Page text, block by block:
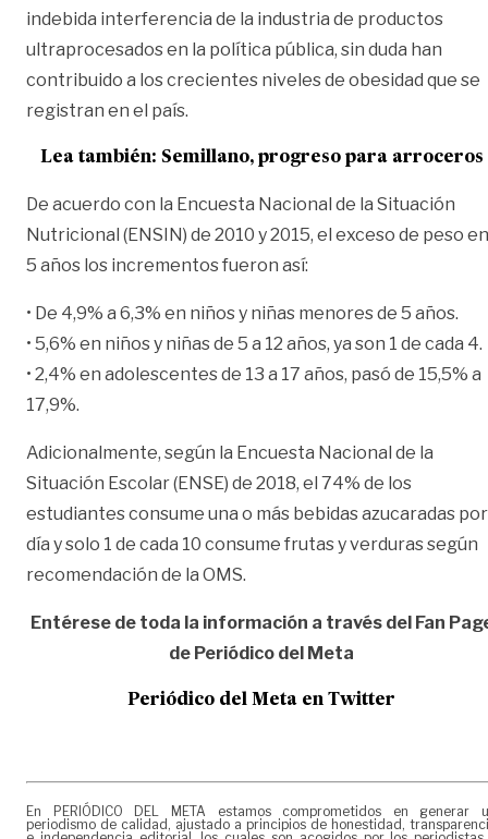
indebida interferencia de la industria de productos
ultraprocesados en la política pública, sin duda han
contribuido a los crecientes niveles de obesidad que se
registran en el país.
Lea también: Semillano, progreso para arroceros
De acuerdo con la Encuesta Nacional de la Situación
Nutricional (ENSIN) de 2010 y 2015, el exceso de peso en
5 años los incrementos fueron así:
• De 4,9% a 6,3% en niños y niñas menores de 5 años.
• 5,6% en niños y niñas de 5 a 12 años, ya son 1 de cada 4.
• 2,4% en adolescentes de 13 a 17 años, pasó de 15,5% a
17,9%.
Adicionalmente, según la Encuesta Nacional de la
Situación Escolar (ENSE) de 2018, el 74% de los
estudiantes consume una o más bebidas azucaradas por
día y solo 1 de cada 10 consume frutas y verduras según
recomendación de la OMS.
Entérese de toda la información a través del Fan
de Periódico del Meta
Periódico del Meta en Twitter
En PERIÓDICO DEL META estamos comprometidos en generar
periodismo de calidad, ajustado a principios de honestidad,